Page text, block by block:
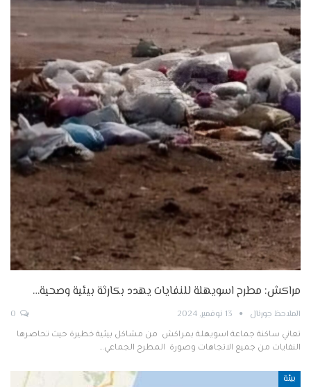
مراكش: مطرح اسويهلة للنفايات يهدد بكارثة بيئية وصحية…
الملاحظ جورنال 13 نوفمبر, 2024
تعاني ساكنة جماعة اسويهلة بمراكش من مشاكل بيئية خطيرة حيث تحاصرها
النفايات من جميع الاتجاهات وصورة المطرح الجماعي…
بيئة